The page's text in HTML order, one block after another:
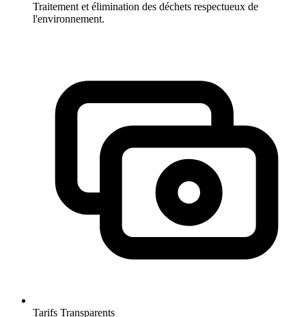
Traitement et élimination des déchets respectueux de
l'environnement.
Tarifs Transparents